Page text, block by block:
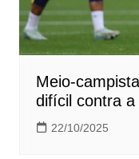
Meio-
difícil contra
22/10/2025